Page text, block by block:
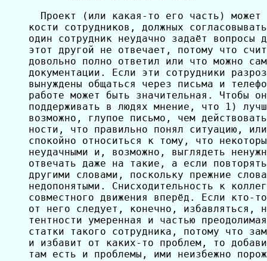
Проект (или какая-то его часть) может
кости сотрудников, должных
один сотрудник неудачно задаёт вопросы
этот другой не отвечает, потому что
довольно полно ответил или что можно
документации. Если эти сотрудники
вынуждены общаться через письма и
работе может быть значительная. Чтобы
поддерживать в людях мнение, что 1)
возможно, глупое письмо, чем
ности, что правильно понял ситуацию,
спокойно относиться к тому, что
неудачными и, возможно, выглядеть
отвечать даже на такие, а если
другими словами, поскольку прежние
недопонятыми. Снисходительность к
совместного движения вперёд. Если кто-
от него следует, конечно, избавляться,
тентности умеренная и частью
статки такого сотрудника, потому что
и избавит от каких-то проблем, то
там есть и проблемы, ими неизбежно